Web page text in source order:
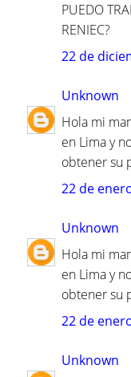
PUEDO
RENIEC?
22 de
Unknown
Hola mi
en Lima y
obtener su
22 de
Unknown
Hola mi
en Lima y
obtener su
22 de
Unknown